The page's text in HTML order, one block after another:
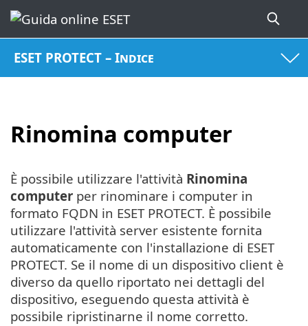
ESET PROTECT – Indice
Rinomina computer
È possibile utilizzare l'attività Rinomina
computer per rinominare i computer in
formato FQDN in ESET PROTECT. È possibile
utilizzare l'attività server esistente fornita
automaticamente con l'installazione di ESET
PROTECT. Se il nome di un dispositivo client è
diverso da quello riportato nei dettagli del
dispositivo, eseguendo questa attività è
possibile ripristinarne il nome corretto.